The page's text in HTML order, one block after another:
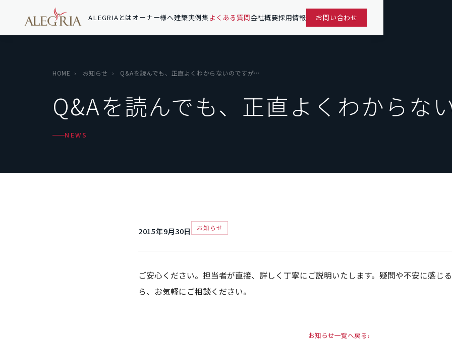
ALEGRIAとはオーナー様へ建築実例集よくある質問会社概要採用情報 お問い合わせ
HOME › お知らせ › Q&Aを読んでも、正直よくわからないのですが…
Q&Aを読んでも、正直よくわからな
NEWS
2015年9月30日 お知らせ
ご安心ください。担当者が直接、詳しく丁寧にご説明いたします。疑問や不安に感じ
ら、お気軽にご相談ください。
お知らせ一覧へ戻る